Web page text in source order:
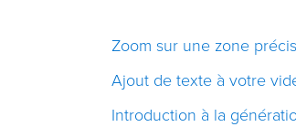
Zoom sur une zone
Ajout de texte à votre
Introduction à la